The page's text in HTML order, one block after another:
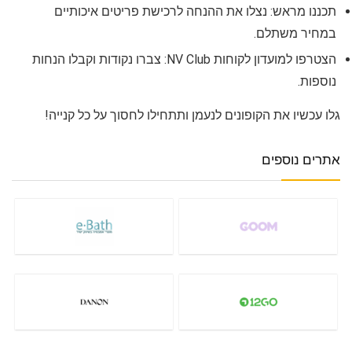
תכננו מראש: נצלו את ההנחה לרכישת פריטים איכותיים
במחיר משתלם.
הצטרפו למועדון לקוחות NV Club: צברו נקודות וקבלו הנחות
נוספות.
גלו עכשיו את הקופונים לנעמן ותתחילו לחסוך על כל קנייה!
אתרים נוספים